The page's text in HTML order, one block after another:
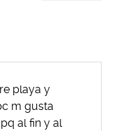
playa y
m gusta
al fin y al